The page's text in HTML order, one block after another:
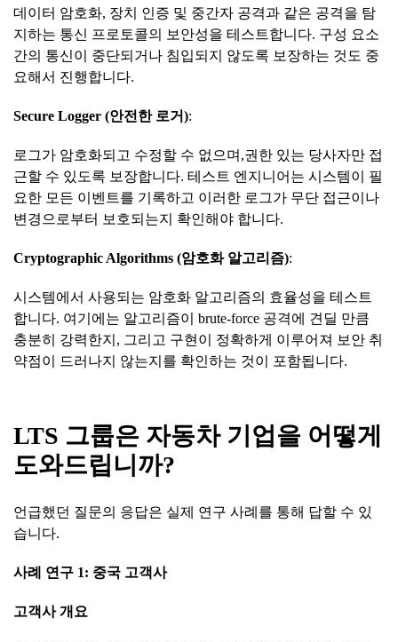
데이터 암호화, 장치 인증 및 중간자 공격과 같은 공격을 탐
지하는 통신 프로토콜의 보안성을 테스트합니다. 구성 요소
간의 통신이 중단되거나 침입되지 않도록 보장하는 것도 중
요해서 진행합니다.
Secure Logger (안전한 로거):
로그가 암호화되고 수정할 수 없으며,권한 있는 당사자만 접
근할 수 있도록 보장합니다. 테스트 엔지니어는 시스템이 필
요한 모든 이벤트를 기록하고 이러한 로그가 무단 접근이나
변경으로부터 보호되는지 확인해야 합니다.
Cryptographic Algorithms (암호화 알고리즘):
시스템에서 사용되는 암호화 알고리즘의 효율성을 테스트
합니다. 여기에는 알고리즘이 brute-force 공격에 견딜 만큼
충분히 강력한지, 그리고 구현이 정확하게 이루어져 보안 취
약점이 드러나지 않는지를 확인하는 것이 포함됩니다.
LTS 그룹은 자동차 기업을 어떻게
도와드립니까?
언급했던 질문의 응답은 실제 연구 사례를 통해 답할 수 있
습니다.
사례 연구 1: 중국 고객사
고객사 개요